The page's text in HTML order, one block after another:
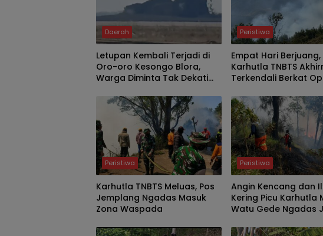
Daerah
Letupan Kembali Terjadi di
Oro-oro Kesongo Blora,
Warga Diminta Tak Dekati
Peristiwa
Empat Hari Berjuang,
Karhutla TNBTS
Terkendali Berkat
Peristiwa
Karhutla TNBTS Meluas, Pos
Jemplang Ngadas Masuk
Zona Waspada
Peristiwa
Angin Kencang dan
Kering Picu Karhutla
Watu Gede Ngadas